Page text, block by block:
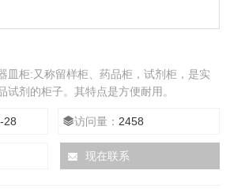
皿柜:又称留样柜、药品柜，试剂柜，是实
试剂的柜子。其特点是方便耐用。
28 访问量： 2458
现在联系